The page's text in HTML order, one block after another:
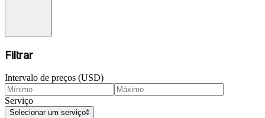
Filtrar
Intervalo de preços (USD)
Serviço
Selecionar um serviço